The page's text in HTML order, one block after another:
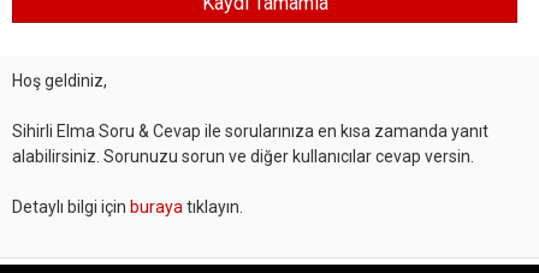
Hoş geldiniz,
Sihirli Elma Soru & Cevap ile sorularınıza en kısa zamanda yanıt
alabilirsiniz. Sorunuzu sorun ve diğer kullanıcılar cevap versin.
Detaylı bilgi için buraya tıklayın.